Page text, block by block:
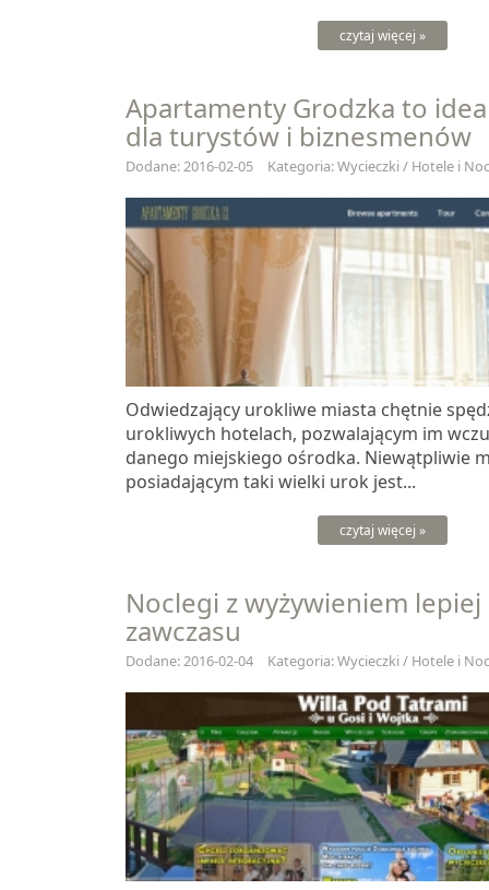
czytaj więcej »
Apartamenty Grodzka to
dla turystów i biznesmenów
Dodane: 2016-02-05 Kategoria: Wycieczki / Hotele i
Odwiedzający urokliwe miasta chętnie
urokliwych hotelach, pozwalającym im
danego miejskiego ośrodka. Niewątpliwie
posiadającym taki wielki urok jest...
czytaj więcej »
Noclegi z wyżywieniem
zawczasu
Dodane: 2016-02-04 Kategoria: Wycieczki / Hotele i